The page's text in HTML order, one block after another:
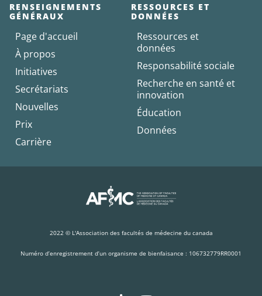
RENSEIGNEMENTS
GÉNÉRAUX
Page d'accueil
À propos
Initiatives
Secrétariats
Nouvelles
Prix
Carrière
RESSOURCES ET
DONNÉES
Ressources et
données
Responsabilité sociale
Recherche en santé et
innovation
Éducation
Données
2022 © L'Association des facultés de médecine du canada
Numéro d’enregistrement d’un organisme de bienfaisance : 106732779RR0001